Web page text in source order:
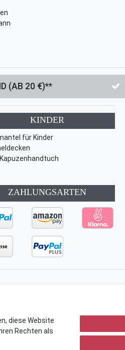
(AB 20 €)**
KINDER
für Kinder
ZAHLUNGSARTEN
diese Website
Rechten als